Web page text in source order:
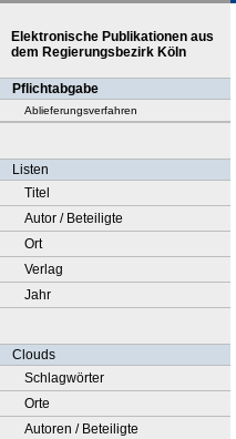
Elektronische Publikationen aus
dem Regierungsbezirk Köln
Pflichtabgabe
Ablieferungsverfahren
Listen
Titel
Autor / Beteiligte
Ort
Verlag
Jahr
Clouds
Schlagwörter
Orte
Autoren / Beteiligte